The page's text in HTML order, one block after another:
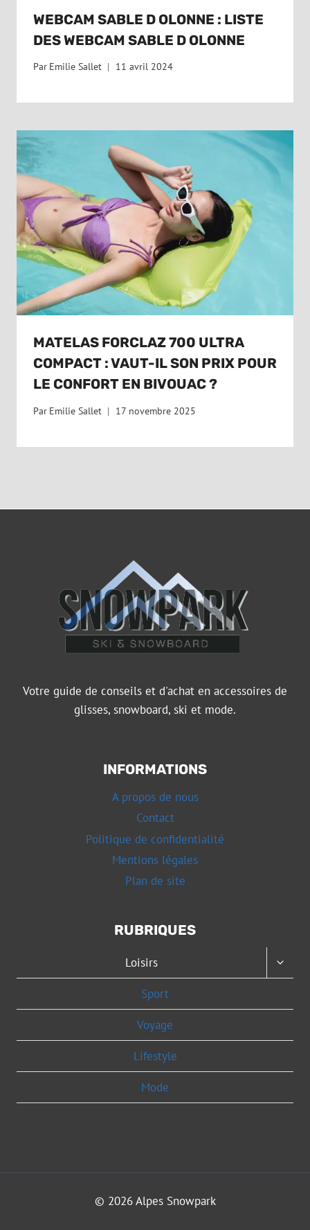
WEBCAM SABLE D OLONNE : LISTE
DES WEBCAM SABLE D OLONNE
Par Emilie Sallet 11 avril 2024
MATELAS FORCLAZ 700 ULTRA
COMPACT : VAUT-IL SON PRIX POUR
LE CONFORT EN BIVOUAC ?
Par Emilie Sallet 17 novembre 2025
Votre guide de conseils et d'achat en accessoires de
glisses, snowboard, ski et mode.
INFORMATIONS
A propos de nous
Contact
Politique de confidentialité
Mentions légales
Plan de site
RUBRIQUES
Loisirs
Sport
Voyage
Lifestyle
Mode
© 2026 Alpes Snowpark